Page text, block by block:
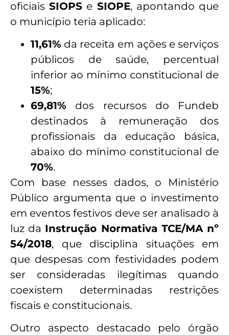
oficiaisSIOPS e SIOPE, apontando que
o município teria aplicado:
11,61% da receita em ações e serviços
públicos de saúde, percentual
inferior ao mínimo constitucional de
15%;
69,81% dos recursos do Fundeb
destinados à remuneração dos
profissionais da educação básica,
abaixo do mínimo constitucional de
70%.
Com base nesses dados, o Ministério
Público argumenta que o investimento
em eventos festivos deve ser analisado à
luz da Instrução Normativa TCE/MA nº
54/2018, que disciplina situações em
que despesas com festividades podem
ser consideradas ilegítimas quando
coexistem determinadas restrições
fiscais e constitucionais.
Outro aspecto destacado pelo órgão